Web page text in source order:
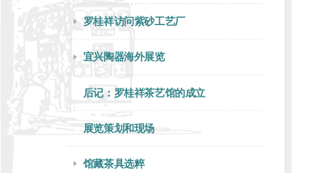
罗桂祥访问紫砂工艺厂
宜兴陶器海外展览
后记：罗桂祥茶艺馆的成立
展览策划和现场
馆藏茶具选粹